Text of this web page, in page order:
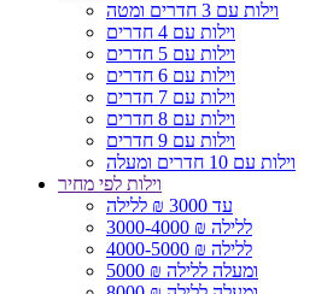
וילות עם 3 חדרים ומטה
וילות עם 4 חדרים
וילות עם 5 חדרים
וילות עם 6 חדרים
וילות עם 7 חדרים
וילות עם 8 חדרים
וילות עם 9 חדרים
וילות עם 10 חדרים ומעלה
וילות לפי מחיר
עד 3000 ₪ ללילה
3000-4000 ₪ ללילה
4000-5000 ₪ ללילה
5000 ₪ ומעלה ללילה